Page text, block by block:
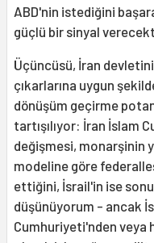
ABD'nin istediğini
güçlü bir sinyal
Üçüncüsü, İran
çıkarlarına uygun
dönüşüm geçirme
tartışılıyor: İran İslam
değişmesi, monarşinin
modeline göre
ettiğini, İsrail'in ise
düşünüyorum - ancak
Cumhuriyeti'nden